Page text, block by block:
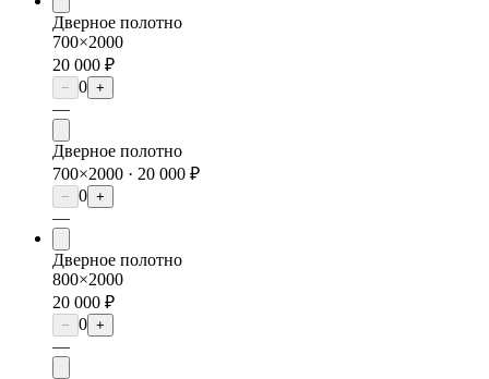
Дверное полотно
700×2000
20 000 ₽
− 0 +
—
Дверное полотно
700×2000 · 20 000 ₽
− 0 +
—
Дверное полотно
800×2000
20 000 ₽
− 0 +
—